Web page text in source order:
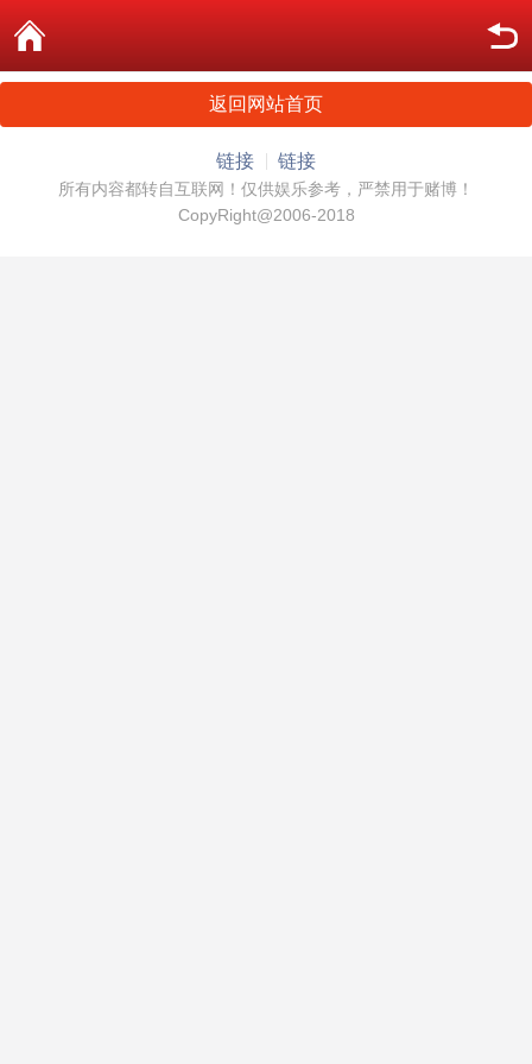
返回网站首页
链接 链接
所有内容都转自互联网！仅供娱乐参考，严禁用于赌博！
CopyRight@2006-2018